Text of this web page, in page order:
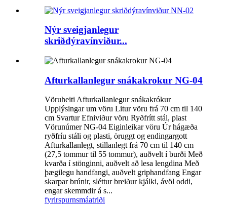
Nýr sveigjanlegur
skriðdýravínviður...
Afturkallanlegur snákakrokur NG-04
Vöruheiti Afturkallanlegur snákakrókur
Upplýsingar um vöru Litur vöru frá 70 cm til 140
cm Svartur Efniviður vöru Ryðfrítt stál, plast
Vörunúmer NG-04 Eiginleikar vöru Úr hágæða
ryðfríu stáli og plasti, öruggt og endingargott
Afturkallanlegt, stillanlegt frá 70 cm til 140 cm
(27,5 tommur til 55 tommur), auðvelt í burði Með
kvarða í stönginni, auðvelt að lesa lengdina Með
þægilegu handfangi, auðvelt griphandfang Engar
skarpar brúnir, sléttur breiður kjálki, ávöl oddi,
engar skemmdir á s...
fyrirspurnsmáatriði